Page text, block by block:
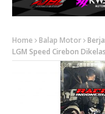
Home Balap Motor
LGM Speed Cirebon